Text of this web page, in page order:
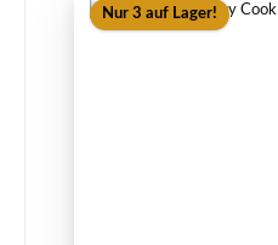
Nur 3 auf Lager!